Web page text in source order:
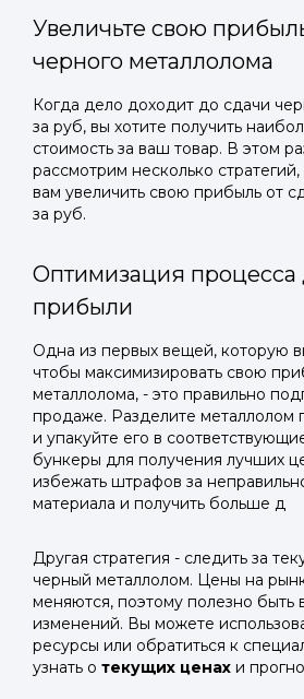
Увеличьте свою
черного металлолома
Когда дело доходит до сдачи
за руб, вы хотите получить
стоимость за ваш товар. В этом
рассмотрим несколько
вам увеличить свою прибыль от
за руб.
Оптимизация
прибыли
Одна из первых вещей, которую
чтобы максимизировать свою
металлолома, - это правильно
продаже. Разделите металлолом
и упакуйте его в
бункеры для получения лучших
избежать штрафов за
материала и получить больше д
Другая стратегия - следить за
черный металлолом. Цены на
меняются, поэтому полезно быть
изменений. Вы можете
ресурсы или обратиться к
узнать о текущих ценах и